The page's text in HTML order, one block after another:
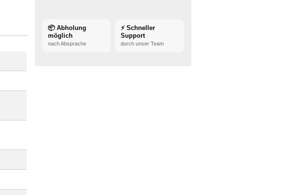
📦 Abholung
möglich
nach Absprache
⚡ Schneller
Support
durch unser Team